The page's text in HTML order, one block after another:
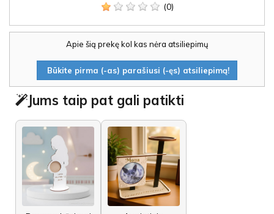
(0)
Apie šią prekę kol kas nėra atsiliepimų
Būkite pirma (-as) parašiusi (-ęs) atsiliepimą!
Jums taip pat gali patikti